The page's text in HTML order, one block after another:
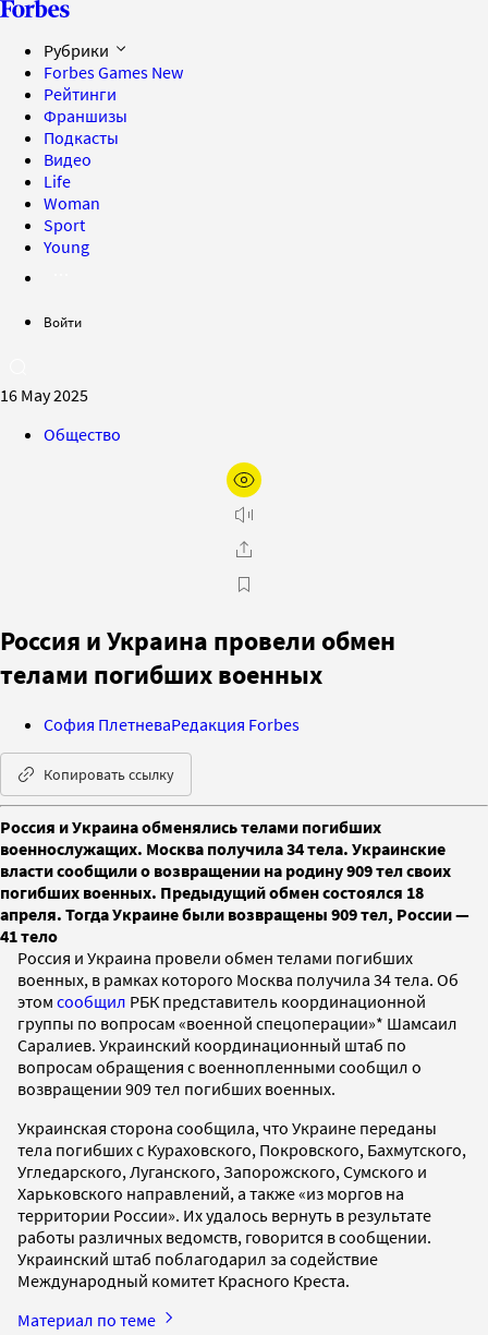
Рубрики
Forbes Games New
Рейтинги
Франшизы
Подкасты
Видео
Life
Woman
Sport
Young
Войти
16 May 2025
Общество
Россия и Украина провели обмен
телами погибших военных
София ПлетневаРедакция Forbes
Копировать ссылку
Россия и Украина обменялись телами погибших
военнослужащих. Москва получила 34 тела. Украинские
власти сообщили о возвращении на родину 909 тел своих
погибших военных. Предыдущий обмен состоялся 18
апреля. Тогда Украине были возвращены 909 тел, России —
41 тело
Россия и Украина провели обмен телами погибших
военных, в рамках которого Москва получила 34 тела. Об
этом сообщил РБК представитель координационной
группы по вопросам «военной спецоперации»* Шамсаил
Саралиев. Украинский координационный штаб по
вопросам обращения с военнопленными сообщил о
возвращении 909 тел погибших военных.
Украинская сторона сообщила, что Украине переданы
тела погибших с Кураховского, Покровского, Бахмутского,
Угледарского, Луганского, Запорожского, Сумского и
Харьковского направлений, а также «из моргов на
территории России». Их удалось вернуть в результате
работы различных ведомств, говорится в сообщении.
Украинский штаб поблагодарил за содействие
Международный комитет Красного Креста.
Материал по теме